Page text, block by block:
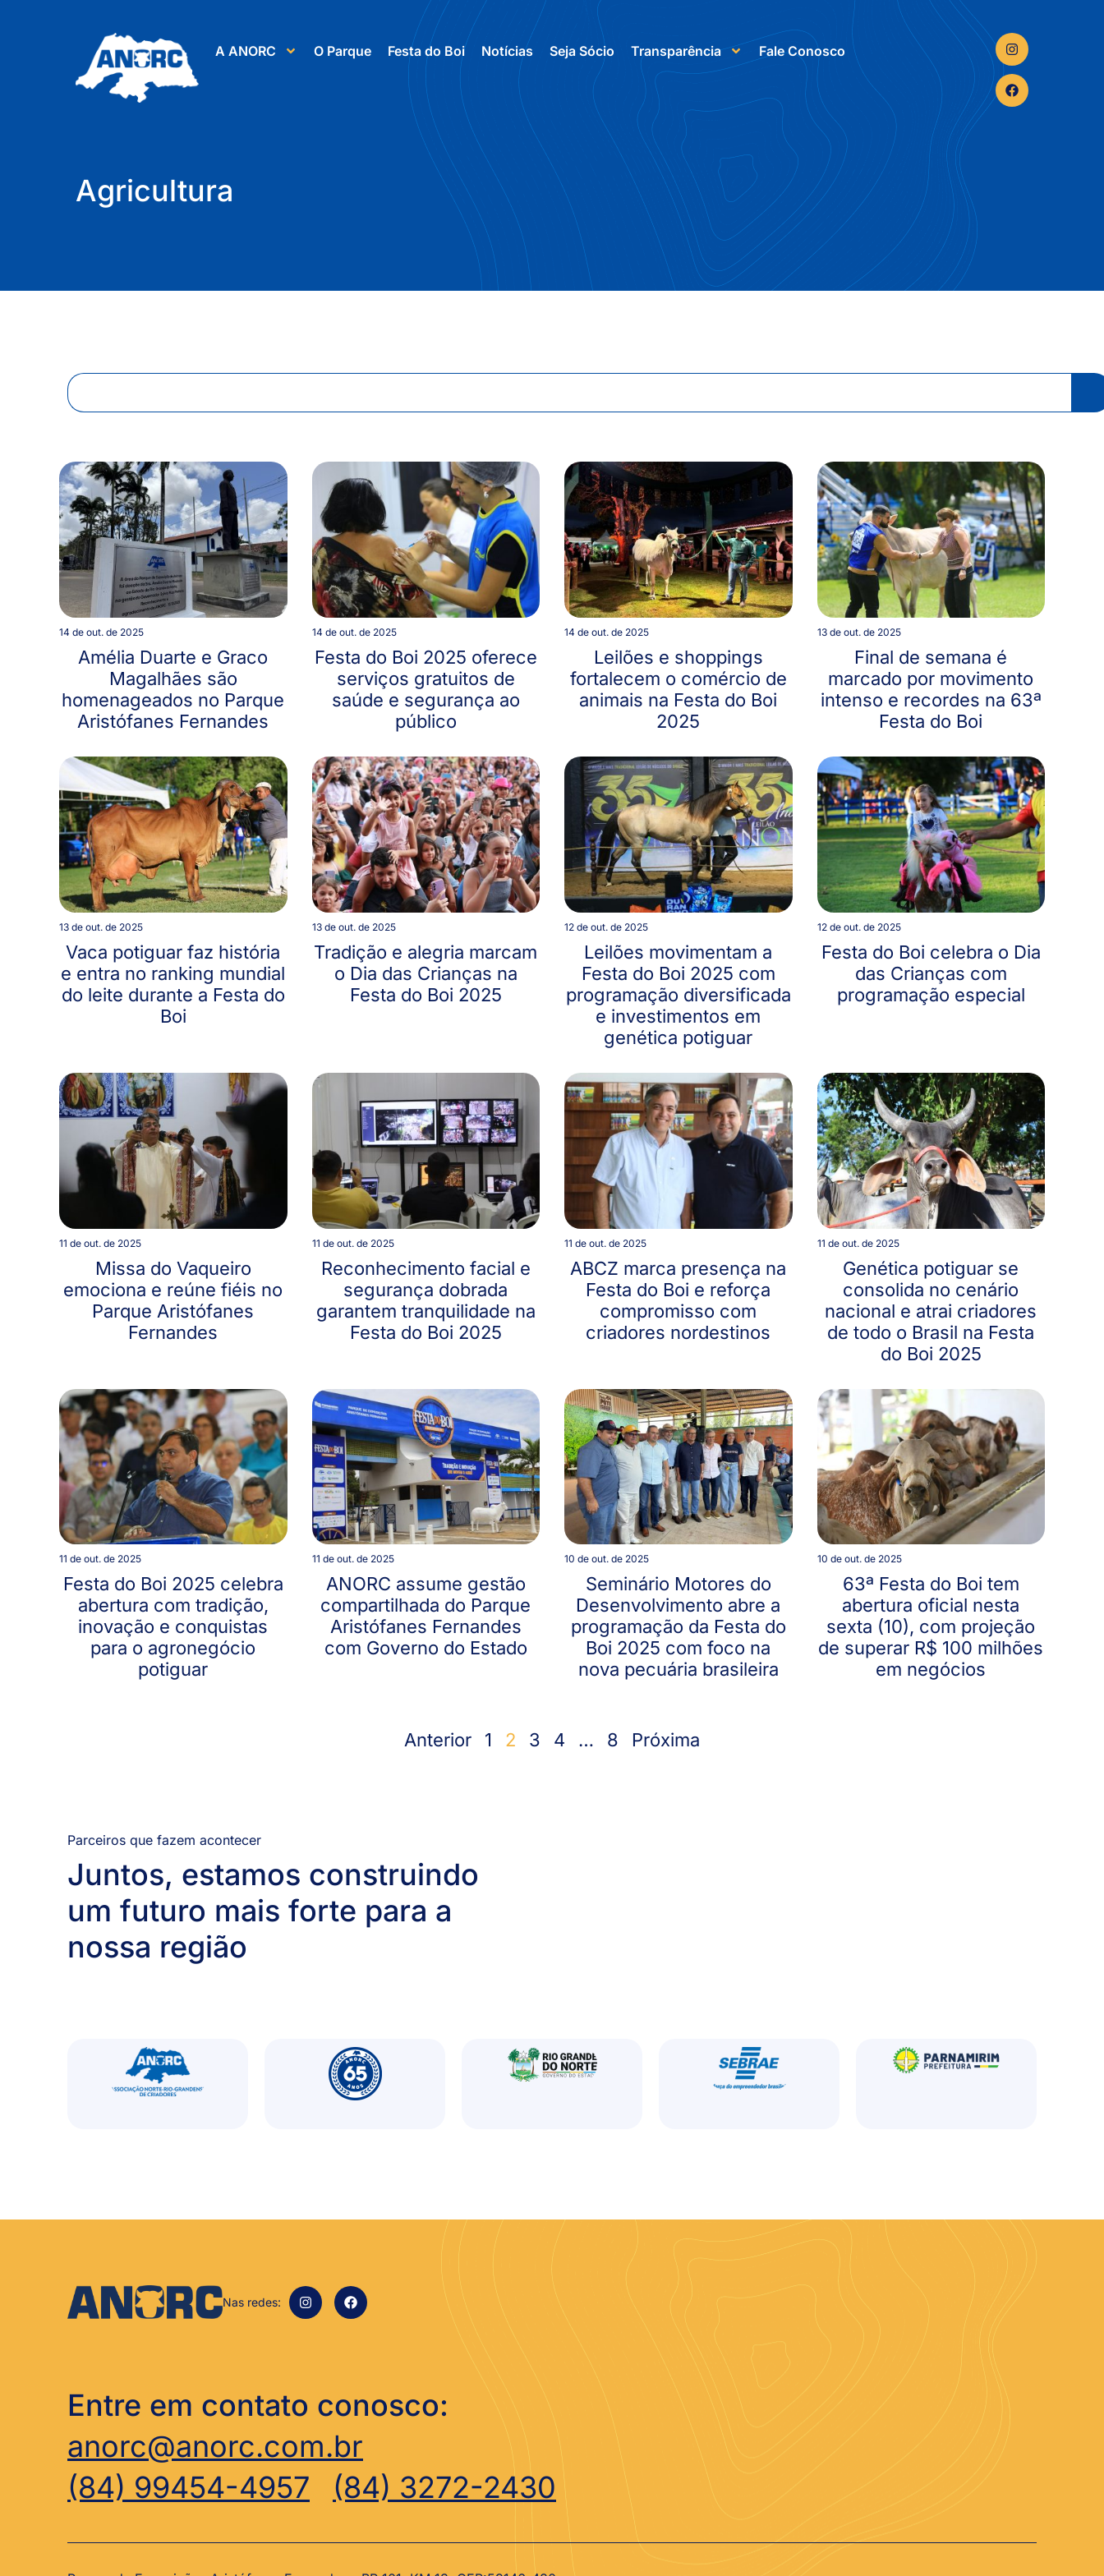
A ANORC O Parque Festa do Boi Notícias Seja Sócio Transparência Fale Conosco
Agricultura
14 de out. de 2025
Amélia Duarte e Graco
Magalhães são
homenageados no Parque
Aristófanes Fernandes
14 de out. de 2025
Festa do Boi 2025 oferece
serviços gratuitos de
saúde e segurança ao
público
14 de out. de 2025
Leilões e shoppings
fortalecem o comércio de
animais na Festa do Boi
2025
13 de out. de 2025
Final de semana é
marcado por movimento
intenso e recordes na 63ª
Festa do Boi
13 de out. de 2025
Vaca potiguar faz história
e entra no ranking mundial
do leite durante a Festa do
Boi
13 de out. de 2025
Tradição e alegria marcam
o Dia das Crianças na
Festa do Boi 2025
12 de out. de 2025
Leilões movimentam a
Festa do Boi 2025 com
programação diversificada
e investimentos em
genética potiguar
12 de out. de 2025
Festa do Boi celebra o Dia
das Crianças com
programação especial
11 de out. de 2025
Missa do Vaqueiro
emociona e reúne fiéis no
Parque Aristófanes
Fernandes
11 de out. de 2025
Reconhecimento facial e
segurança dobrada
garantem tranquilidade na
Festa do Boi 2025
11 de out. de 2025
ABCZ marca presença na
Festa do Boi e reforça
compromisso com
criadores nordestinos
11 de out. de 2025
Genética potiguar se
consolida no cenário
nacional e atrai criadores
de todo o Brasil na Festa
do Boi 2025
11 de out. de 2025
Festa do Boi 2025 celebra
abertura com tradição,
inovação e conquistas
para o agronegócio
potiguar
11 de out. de 2025
ANORC assume gestão
compartilhada do Parque
Aristófanes Fernandes
com Governo do Estado
10 de out. de 2025
Seminário Motores do
Desenvolvimento abre a
programação da Festa do
Boi 2025 com foco na
nova pecuária brasileira
10 de out. de 2025
63ª Festa do Boi tem
abertura oficial nesta
sexta (10), com projeção
de superar R$ 100 milhões
em negócios
Anterior 1 2 3 4 … 8 Próxima
Parceiros que fazem acontecer
Juntos, estamos construindo
um futuro mais forte para a
nossa região
Nas redes:
Entre em contato conosco:
anorc@anorc.com.br
(84) 99454-4957
(84) 3272-2430